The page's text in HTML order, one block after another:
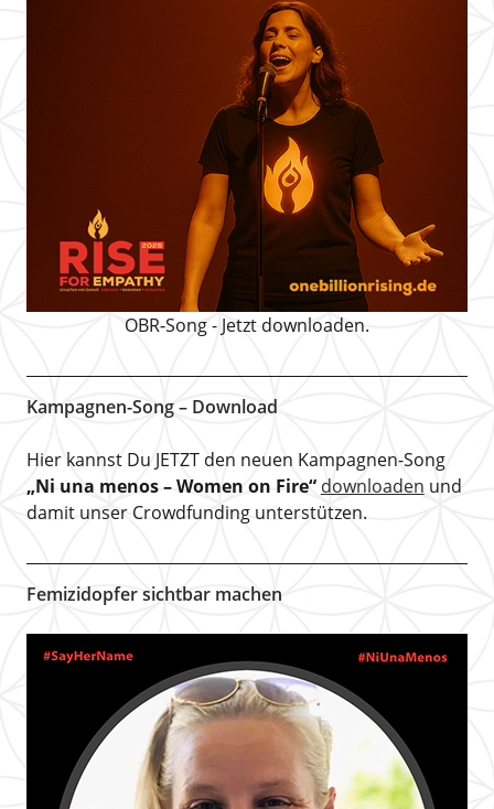
OBR-Song - Jetzt downloaden.
Kampagnen-Song – Download
Hier kannst Du JETZT den neuen Kampagnen-Song
„Ni una menos – Women on Fire“ downloaden und
damit unser Crowdfunding unterstützen.
Femizidopfer sichtbar machen